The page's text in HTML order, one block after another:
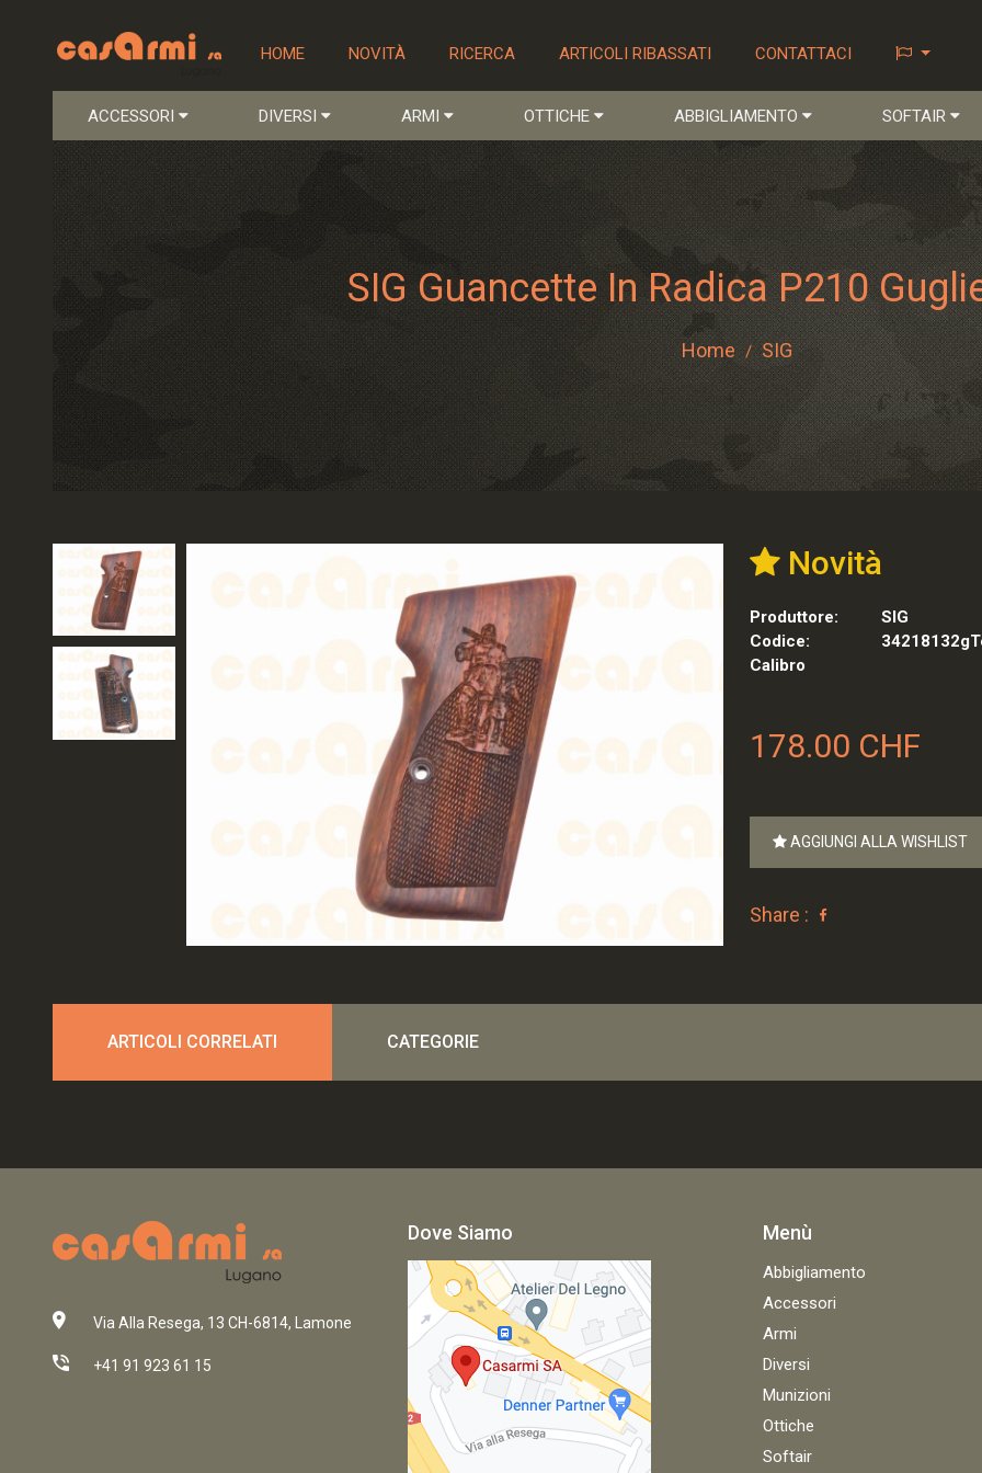
HOME NOVITÀ RICERCA ARTICOLI RIBASSATI CONTATTACI
ACCESSORI DIVERSI ARMI OTTICHE ABBIGLIAMENTO SOFTAIR
SIG Guancette In Radica P210
Home / SIG
Novità
Produttore:
SIG
Codice:
Calibro
178.00 CHF
AGGIUNGI ALLA WISHLIST
Share :
ARTICOLI CORRELATI CATEGORIE
Via Alla Resega, 13 CH-6814, Lamone
+41 91 923 61 15
Dove Siamo Menù
Abbigliamento
Accessori
Armi
Diversi
Munizioni
Ottiche
Softair